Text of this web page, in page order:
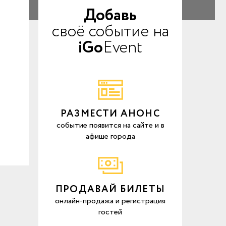
Добавь
своё событие на
iGoEvent
РАЗМЕСТИ АНОНС
событие появится на сайте и в
афише города
ПРОДАВАЙ БИЛЕТЫ
онлайн-продажа и регистрация
гостей